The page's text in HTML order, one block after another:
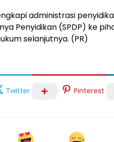
administrasi
Penyidikan (SPDP) ke
selanjutnya. (PR)
Twitter Pinterest